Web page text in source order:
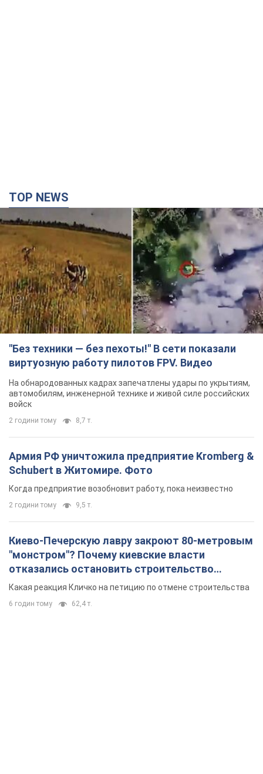
TOP NEWS
"Без техники — без пехоты!" В сети показали
виртуозную работу пилотов FPV. Видео
На обнародованных кадрах запечатлены удары по укрытиям,
автомобилям, инженерной технике и живой силе российских
войск
2 години тому 8,7 т.
Армия РФ уничтожила предприятие Kromberg &
Schubert в Житомире. Фото
Когда предприятие возобновит работу, пока неизвестно
2 години тому 9,5 т.
Киево-Печерскую лавру закроют 80-метровым
"монстром"? Почему киевские власти
отказались остановить строительство
небоскреба "московского верующего"
Какая реакция Кличко на петицию по отмене строительства
6 годин тому 62,4 т.